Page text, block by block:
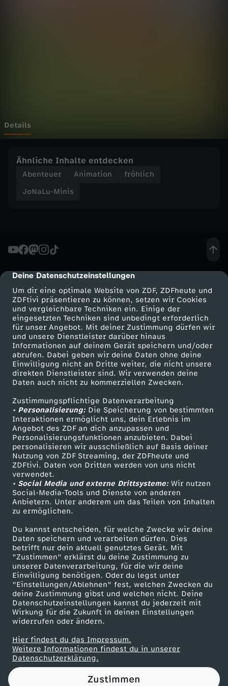
cmp-dialog-description
Deine Datenschutzeinstellungen
Um dir eine optimale Website von ZDF, ZDFheute und
ZDFtivi präsentieren zu können, setzen wir Cookies
und vergleichbare Techniken ein. Einige der
eingesetzten Techniken sind unbedingt erforderlich
für unser Angebot. Mit deiner Zustimmung dürfen wir
und unsere Dienstleister darüber hinaus
Informationen auf deinem Gerät speichern und/oder
abrufen. Dabei geben wir deine Daten ohne deine
Einwilligung nicht an Dritte weiter, die nicht unsere
direkten Dienstleister sind. Wir verwenden deine
Daten auch nicht zu kommerziellen Zwecken.
Zustimmungspflichtige Datenverarbeitung
• Personalisierung:Die Speicherung von bestimmten
Interaktionen ermöglicht uns, dein Erlebnis im
Angebot des ZDF an dich anzupassen und
Personalisierungsfunktionen anzubieten. Dabei
personalisieren wir ausschließlich auf Basis deiner
Nutzung von ZDF Streaming, der ZDFheute und
ZDFtivi. Daten von Dritten werden von uns nicht
verwendet.
• Social Media und externe Drittsysteme:Wir nutzen
Social-Media-Tools und Dienste von anderen
Anbietern. Unter anderem um das Teilen von Inhalten
zu ermöglichen.
Du kannst entscheiden, für welche Zwecke wir deine
Daten speichern und verarbeiten dürfen. Dies
betrifft nur dein aktuell genutztes Gerät. Mit
"Zustimmen" erklärst du deine Zustimmung zu
unserer Datenverarbeitung, für die wir deine
Einwilligung benötigen. Oder du legst unter
"Einstellungen/Ablehnen" fest, welchen Zwecken du
deine Zustimmung gibst und welchen nicht. Deine
Datenschutzeinstellungen kannst du jederzeit mit
Wirkung für die Zukunft in deinen Einstellungen
widerrufen oder ändern.
Hier findest du das Impressum.
Weitere Informationen findest du in unserer
Datenschutzerklärung.
Zustimmen
-
D
a
e
s
c
h
e
n
k
Details
Ähnliche Inhalte entdecken
Abenteuer Animation
fröhlich
JoNaLu-Minis
Mehr ZDF
ZDF-Apps
Smart TV
ZDFtext
Livestreams
Sendungen A-Z
TV-Programm
Service
ZDFmitreden
Kontakt zum ZDF
Tickets
Zuschauerservice
Hilfe
ZDF Unternehmen
Karriere
ZDF goes Schule
Werbefernsehen
Mainzelmännchen
Partner